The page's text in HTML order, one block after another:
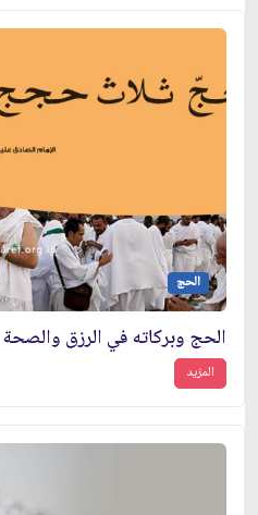
الحج
الحج وبركاته في الرزق والصحة
المزيد